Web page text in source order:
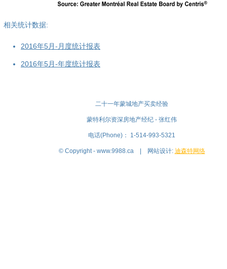
相关统计数据:
2016年5月-月度统计报表
2016年5月-年度统计报表
二十一年蒙城地产买卖经验
蒙特利尔资深房地产经纪 - 张红伟
电话(Phone)： 1-514-993-5321
© Copyright - www.9988.ca | 网站设计: 迪森特网络